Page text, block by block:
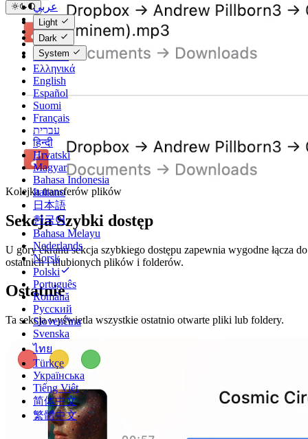
عربي
Català
Čeština
Dansk
Deutsch
Ελληνικά
English
Español
Suomi
Français
עברית
हिन्दी
Hrvatski
Magyar
Bahasa Indonesia
Italiano
日本語
한국어
Bahasa Melayu
Nederlands
Norsk
Polski
Português
Română
Русский
Slovenčina
Svenska
ไทย
Türkçe
Українська
Tiếng Việt
简体中文
繁體中文
Light
Dark
System
Kolejka transferów plików
Sekcja Szybki dostęp
U góry ekranu sekcja szybkiego dostępu zapewnia wygodne łącza do
ostatnich i ulubionych plików i folderów.
Ostatnie
Ta sekcja wyświetla wszystkie ostatnio otwarte pliki lub foldery.